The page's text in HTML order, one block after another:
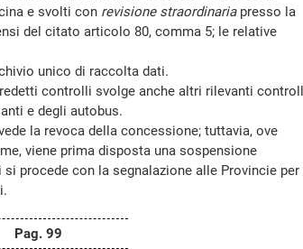
e svolti con revisione straordinariapresso la
del citato articolo 80, comma 5; le relative
unico di raccolta dati.
controlli svolge anche altri rilevanti
e degli autobus.
la revoca della concessione; tuttavia, ove
viene prima disposta una sospensione
procede con la segnalazione alle Provincie per
Pag. 99